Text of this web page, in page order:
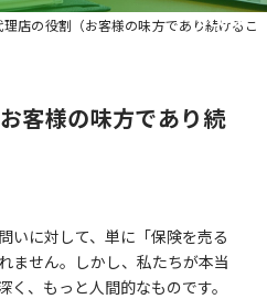
BLOG
理店の役割（お客様の味方であり続けるこ
客様の味方であり続
に対して、単に「保険を売る
ません。しかし、私たちが本当
、もっと人間的なものです。